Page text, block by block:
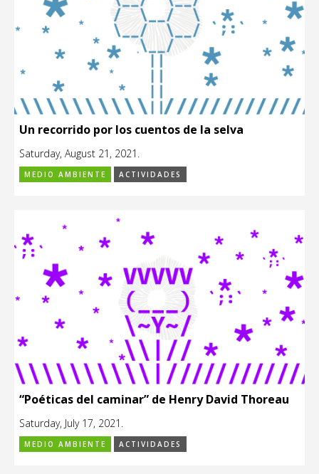
Un recorrido por los cuentos de la selva
Saturday, August 21, 2021.
MEDIO AMBIENTE ACTIVIDADES
“Poéticas del caminar” de Henry David Thoreau
Saturday, July 17, 2021.
MEDIO AMBIENTE ACTIVIDADES